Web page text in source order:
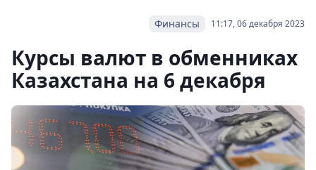
11:17, 06 декабря 2023
Финансы
Курсы валют в обменниках
Казахстана на 6 декабря